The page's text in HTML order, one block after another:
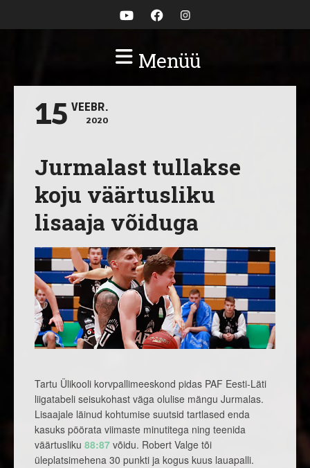
Menüü
15 VEEBR.
2020
Jurmalast tullakse
koju väärtusliku
lisaaja võiduga
Tartu Ülikooli korvpallimeeskond pidas PAF Eesti-Läti
liigatabeli seisukohast väga olulise mängu Jurmalas.
Lisaajale läinud kohtumise suutsid tartlased enda
kasuks pöörata viimaste minutitega ning teenida
väärtusliku 88:87 võidu. Robert Valge tõi
üleplatsimehena 30 punkti ja kogus kuus lauapalli.